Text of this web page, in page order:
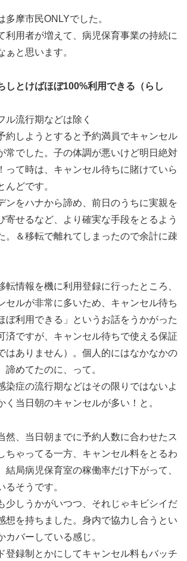
摩市民ONLYでした。
利用者が増えて、病児保育事業の持続に
ぁと思います。
しとけばほぼ100%利用できる（らし
流行期などは除く
約しようとすると予約満員でキャンセル
常でした。子の体調が悪いけど明日絶対
って時は、キャンセル待ちに賭けていら
んどです。
ンをハナから諦め、前日のうちに実親を
寄せるなど、より確実な手段をとるよう
。＆移転で離れてしまったので余計に疎
転情報を機に利用登録に行ったところ、
セルが非常に多いため、キャンセル待ち
ぼ利用できる」というお話をうかがった
済ですが、キャンセル待ちで使える保証
はありません）。個人的にはなかなかの
諦めてたのに、って。
染症の流行期などはその限りではないよ
く当日朝のキャンセルが多い！と。
然、当日朝までに予約人数に合わせたス
ちゃってる一方、キャンセル料をとるわ
結局病児保育室の稼働率だけ下がって、
るそうです。
少しうかがいつつ、それじゃキビシイだ
想を持ちました。身内で協力し合うとい
カバーしている感じ。
登録制とかにしてキャンセル料もバッチ